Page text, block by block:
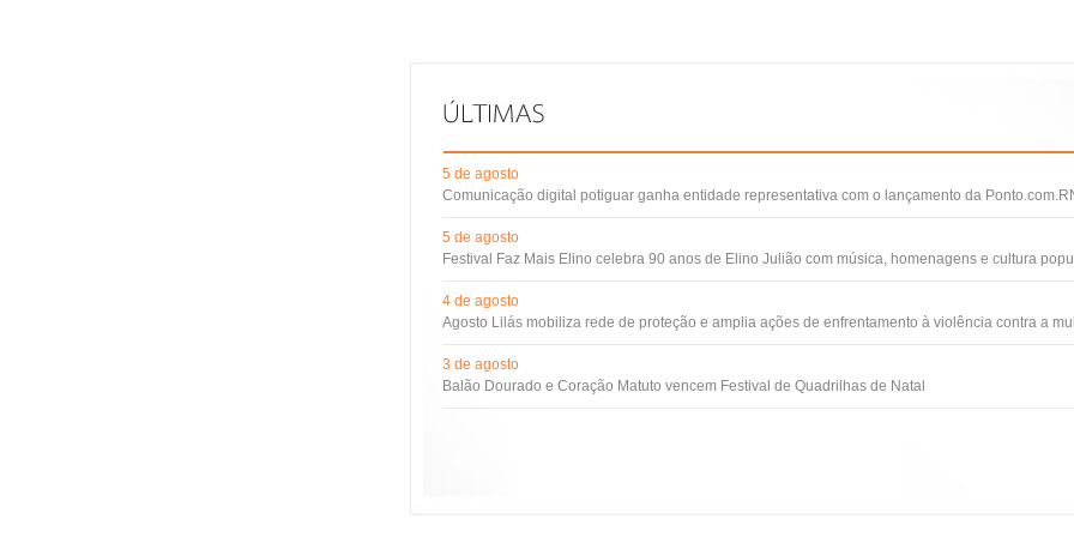
5 de agosto
Comunicação digital potiguar ganha entidade representativa com o lançamento da
5 de agosto
Festival Faz Mais Elino celebra 90 anos de Elino Julião com música, homenagens e cultura
4 de agosto
Agosto Lilás mobiliza rede de proteção e amplia ações de enfrentamento à violência contra a
3 de agosto
Balão Dourado e Coração Matuto vencem Festival de Quadrilhas de Natal